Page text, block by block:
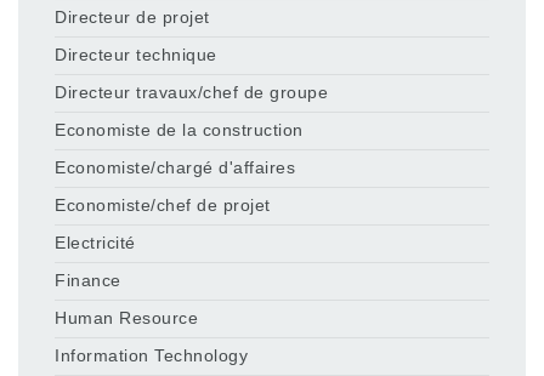
Directeur de projet
Directeur technique
Directeur travaux/chef de groupe
Economiste de la construction
Economiste/chargé d'affaires
Economiste/chef de projet
Electricité
Finance
Human Resource
Information Technology